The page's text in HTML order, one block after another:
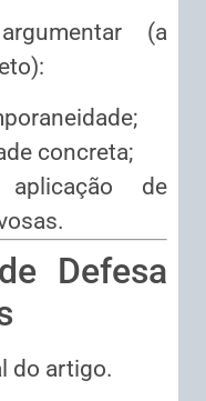
(a
concreta;
de
Defesa
do artigo.